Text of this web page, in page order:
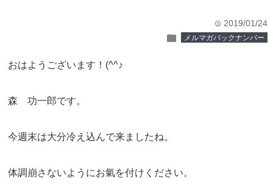
time 2019/01/24
folder メルマガバックナンバー
おはようございます！(^^♪
森 功一郎です。
今週末は大分冷え込んで来ましたね。
体調崩さないようにお氣を付けください。